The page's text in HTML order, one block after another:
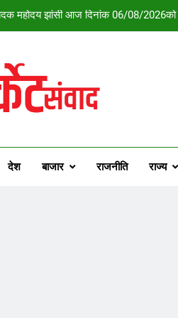
महोदय झांसी आज दिनांक 06/08/2026को
चंचल मन को नियंत्रण में
देश बाजार राजनीति राज्य